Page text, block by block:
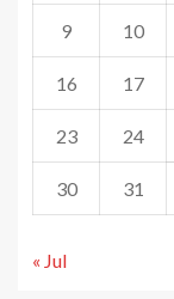
9 10
16 17
23 24
30 31
« Jul